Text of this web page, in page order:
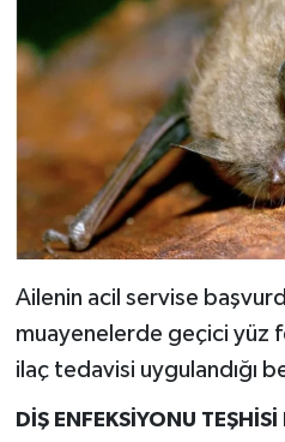
Ailenin acil servise
muayenelerde geçici yüz
ilaç tedavisi uygulandığı
DİŞ ENFEKSİYONU TEŞHİSİ